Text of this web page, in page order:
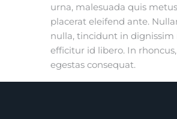
urna, malesuada quis
placerat eleifend ante.
nulla, tincidunt in dignissim
efficitur id libero. In
egestas consequat.